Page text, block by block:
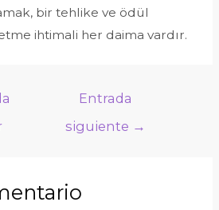
bir tehlike ve ödül
ihtimali her daima vardır.
Entrada
siguiente →